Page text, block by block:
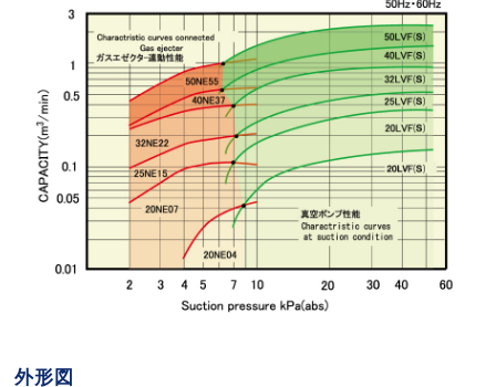
外形図